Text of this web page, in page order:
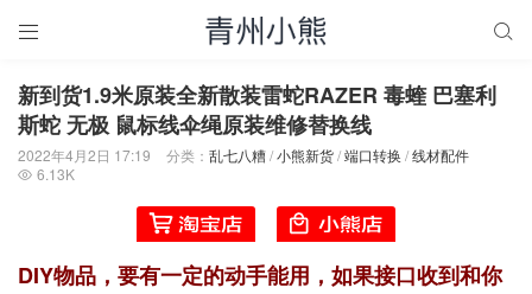
 
新到货1.9米原装全新散装雷蛇RAZER 毒蝰 巴塞利
斯蛇 无极 鼠标线伞绳原装维修替换线
2022年4月2日 17:19 分类： 乱七八糟/小熊新货/端口转换 /线材配件
 6.13K
DIY物品，要有一定的动手能用，如果接口收到和你